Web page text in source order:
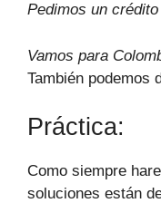
Pedimos un
Vamos para
También podemos
Práctica:
Como siempre
soluciones están